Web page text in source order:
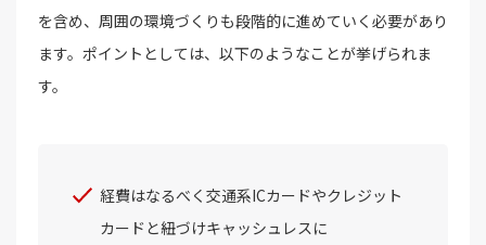
を含め、周囲の環境づくりも段階的に進めていく必要があり
ます。ポイントとしては、以下のようなことが挙げられま
す。
経費はなるべく交通系ICカードやクレジット
カードと紐づけキャッシュレスに